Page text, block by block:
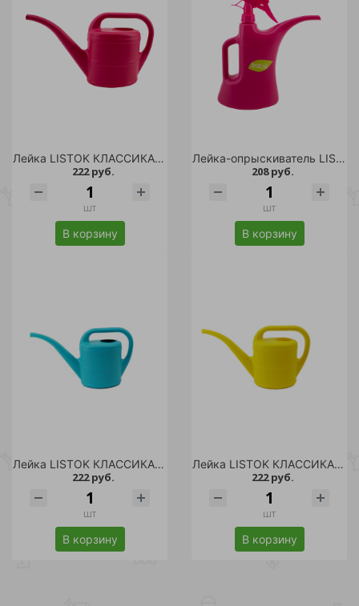
Лейка LISTOK КЛАССИКА 1500мл розовая /20
222 руб.
шт
В корзину
Лейка-опрыскиватель LISTOK КОМБИ 1л розовая /36
208 руб.
шт
В корзину
Лейка LISTOK КЛАССИКА 1500мл тиффани /20
222 руб.
шт
В корзину
Лейка LISTOK КЛАССИКА 1500мл желтая /20
222 руб.
шт
В корзину